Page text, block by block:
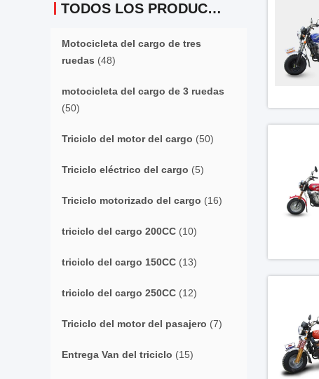
TODOS LOS PRODUCTOS
Motocicleta del cargo de tres
ruedas (48)
motocicleta del cargo de 3 ruedas
(50)
Triciclo del motor del cargo (50)
Triciclo eléctrico del cargo (5)
Triciclo motorizado del cargo (16)
triciclo del cargo 200CC (10)
triciclo del cargo 150CC (13)
triciclo del cargo 250CC (12)
Triciclo del motor del pasajero (7)
Entrega Van del triciclo (15)